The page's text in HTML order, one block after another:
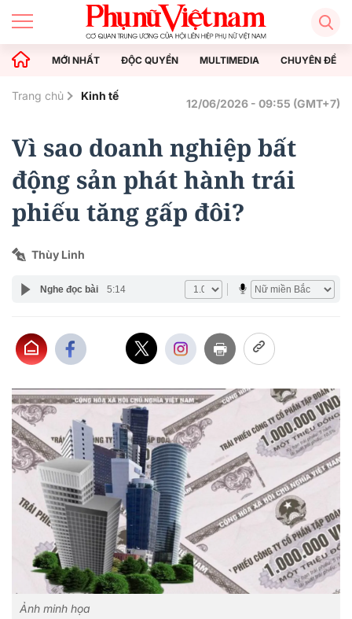
MỚI NHẤT ĐỘC QUYỀN MULTIMEDIA CHUYÊN ĐỀ
Trang chủ Kinh tế
12/06/2026 - 09:55 (GMT+7)
Vì sao doanh nghiệp bất
động sản phát hành trái
phiếu tăng gấp đôi?
Thùy Linh
Nghe đọc bài 5:14
Ảnh minh họa